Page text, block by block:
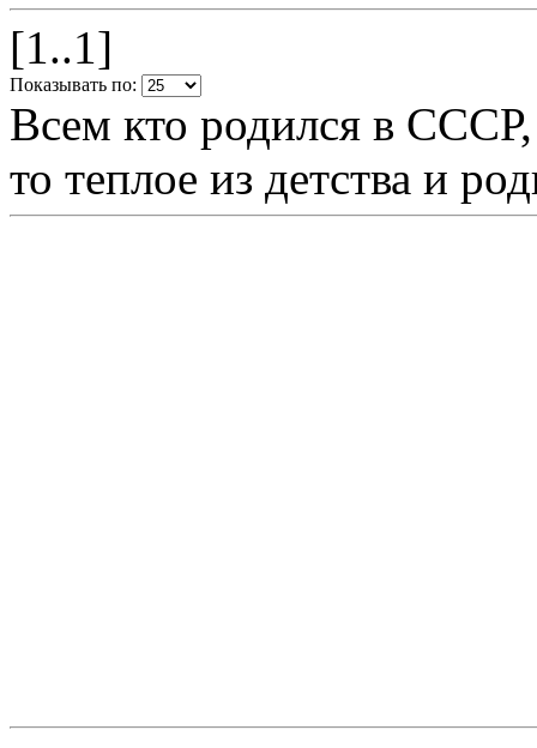
[1..1]
Показывать по:
Всем кто родился в
то теплое из детства и